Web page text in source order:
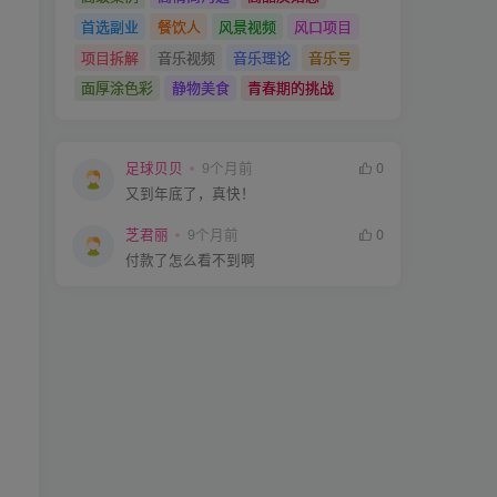
首选副业
餐饮人 风景视频
风口项目
项目拆解
音乐视频 音乐理论
音乐号
面厚涂色彩
静物美食 青春期的挑战
足球贝贝 9个月前
0
又到年底了，真快！
芝君丽 9个月前
0
付款了怎么看不到啊